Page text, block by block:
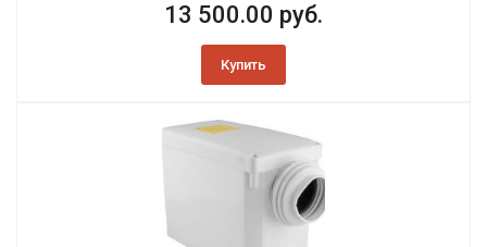
13 500.00 руб.
Купить